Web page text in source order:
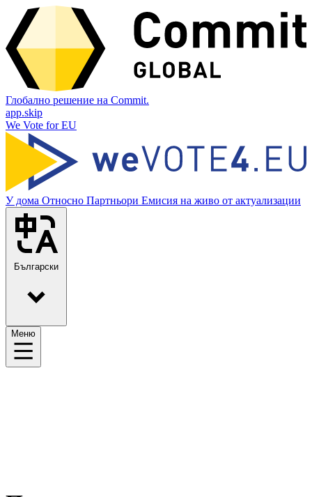
Глобално решение на Commit.
app.skip
We Vote for EU
У дома Относно Партньори Емисия на живо от актуализации
Български
Меню